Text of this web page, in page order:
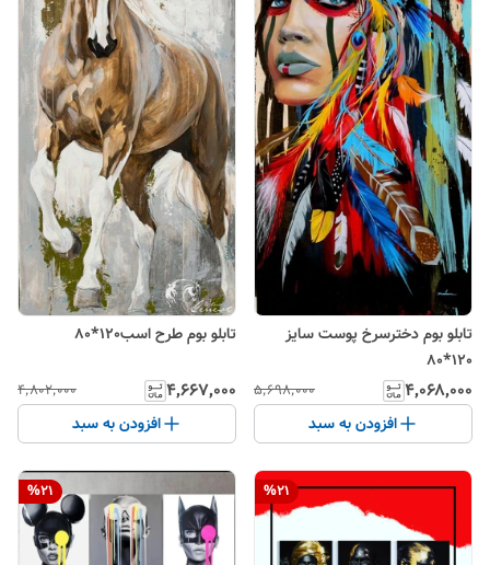
تابلو بوم دخترسرخ پوست سایز
120*80
۴٬۰۶۸٬۰۰۰ ۵٬۶۹۸٬۰۰۰
افزودن به سبد
تابلو بوم طرح اسب120*80
۴٬۶۶۷٬۰۰۰ ۴٬۸۰۲٬۰۰۰
افزودن به سبد
%21
%21